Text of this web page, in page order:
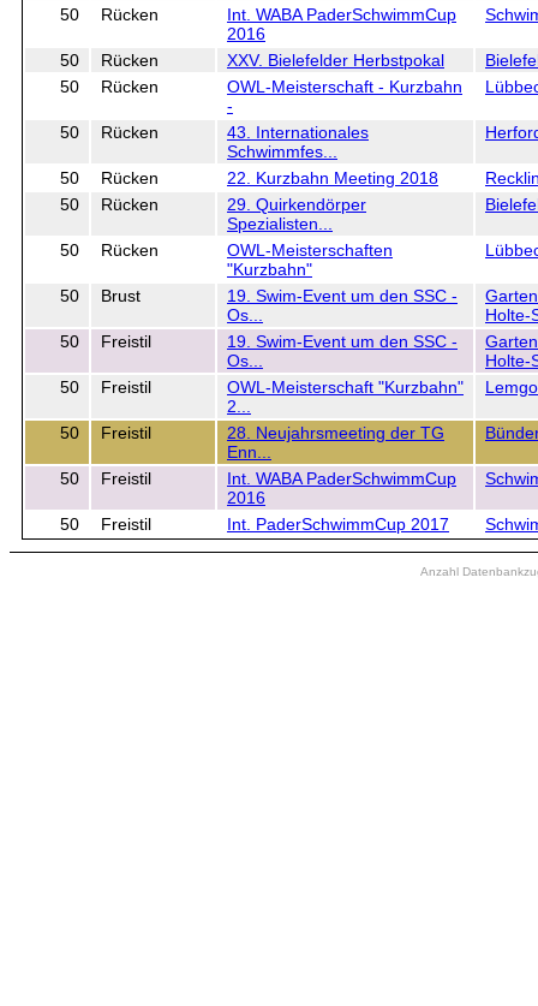
50 Rücken
Int. WABA PaderSchwimmCup
2016
50 Rücken XXV. Bielefelder Herbstpokal
50
Rücken
OWL-Meisterschaft - Kurzbahn
-
50 Rücken
43. Internationales
Schwimmfes...
50 Rücken 22. Kurzbahn Meeting 2018
50
Rücken
29. Quirkendörper
Spezialisten...
50 Rücken
OWL-Meisterschaften
"Kurzbahn"
50 Brust
19. Swim-Event um den SSC -
Os...
Holte-
50
Freistil
19. Swim-Event um den SSC -
Os...
Holte-
50
Freistil
OWL-Meisterschaft "Kurzbahn"
2...
Lemgo
50 Freistil
28. Neujahrsmeeting der TG
Enn...
50 Freistil
Int. WABA PaderSchwimmCup
2016
50 Freistil Int. PaderSchwimmCup 2017
Anzahl